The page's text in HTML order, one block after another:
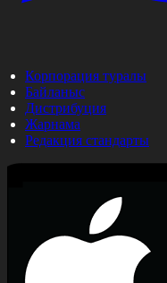
Корпорация туралы
Байланыс
Дистрибуция
Жарнама
Редакция стандарты